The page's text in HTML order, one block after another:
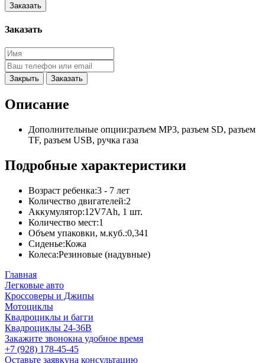
Заказать
Заказать
Закрыть Заказать
Описание
Дополнительные опции:разъем MP3, разъем SD, разъем
TF, разъем USB, ручка газа
Подробные характеристики
Возраст ребенка:3 - 7 лет
Количество двигателей:2
Аккумулятор:12V7Ah, 1 шт.
Количество мест:1
Объем упаковки, м.куб.:0,341
Сиденье:Кожа
Колеса:Резиновые (надувные)
Главная
Легковые авто
Кроссоверы и Джипы
Мотоциклы
Квадроциклы и багги
Квадроциклы 24-36В
Закажите звонокна удобное время
+7 (928) 178-45-45
Оставьте заявкуна консультацию